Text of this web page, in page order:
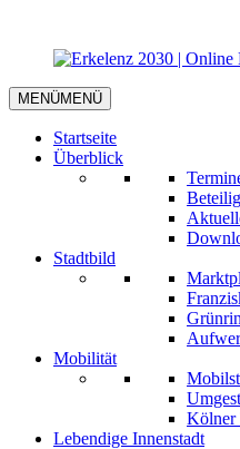
MENÜMENÜ
Startseite
Überblick
Stadtbild
Mobilität
Kölner
Lebendige Innenstadt